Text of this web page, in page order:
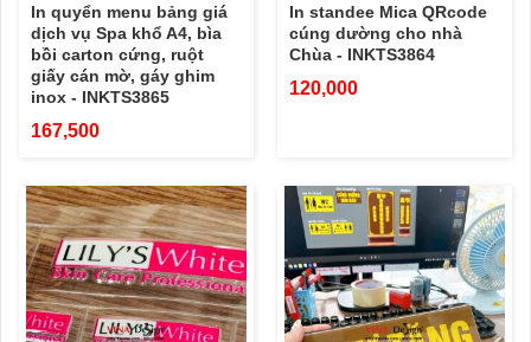
In quyển menu bảng giá
dịch vụ Spa khổ A4, bìa
bồi carton cứng, ruột
giấy cán mờ, gáy ghim
inox - INKTS3865
167,500
In standee Mica QRcode
cúng dường cho nhà
Chùa - INKTS3864
120,000